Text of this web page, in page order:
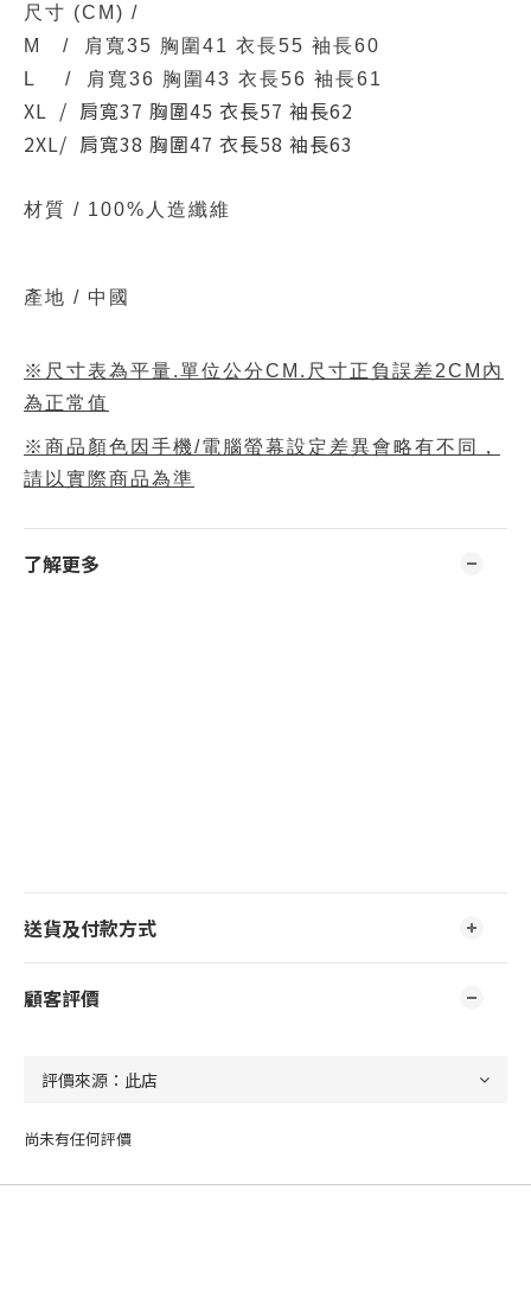
尺寸 (CM) /
M / 肩寬35 胸圍41 衣長55 袖長60
L / 肩寬36 胸圍43 衣長56 袖長61
XL / 肩寬37 胸圍45 衣長57 袖長62
2XL/ 肩寬38 胸圍47 衣長58 袖長63
材質 / 100%人造纖維
產地 / 中國
※尺寸表為平量.單位公分CM.尺寸正負誤差2CM內
為正常值
※商品顏色因手機/電腦螢幕設定差異會略有不同，
請以實際商品為準
了解更多
送貨及付款方式
顧客評價
尚未有任何評價